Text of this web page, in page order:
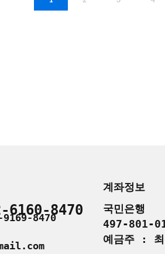
8470
8470
계좌정보
국민은행
497-801-
예금주 : 최